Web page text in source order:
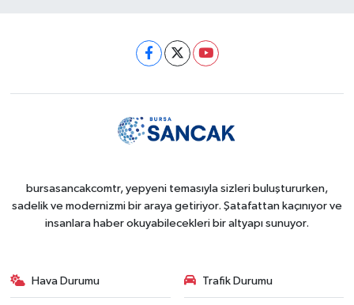
bursasancakcomtr, yepyeni temasıyla sizleri buluştururken,
sadelik ve modernizmi bir araya getiriyor. Şatafattan kaçınıyor ve
insanlara haber okuyabilecekleri bir altyapı sunuyor.
Hava Durumu Trafik Durumu